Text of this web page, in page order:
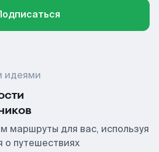
идеями
маршруты для вас, используя
о путешествиях